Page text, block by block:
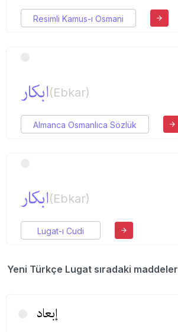
Resimli Kamus-ı Osmani
ابكار(Ebkar)
Almanca Osmanlıca Sözlük
ابكار(Ebkar)
Lugat-ı Cudi
Yeni Türkçe Lugat sıradaki maddeler
إبعاد